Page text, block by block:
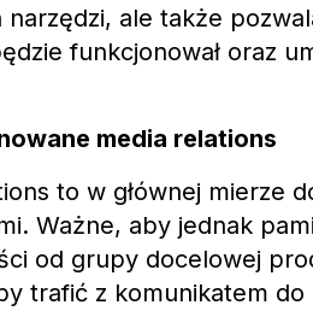
ale także
funkcjonował oraz
media relations
to w głównej mierze
Ważne, aby jednak
od grupy docelowej
trafić z komunikatem do